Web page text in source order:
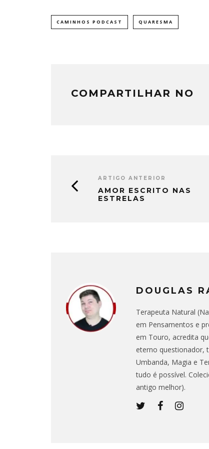
CAMINHOS PODCAST QUARESMA
COMPARTILHAR NO
ARTIGO ANTERIOR
AMOR ESCRITO NAS
ESTRELAS
DOUGLAS
Terapeuta Natural
em Pensamentos e
em Touro, acredita
eterno questionador,
Umbanda, Magia e
tudo é possível.
antigo melhor).